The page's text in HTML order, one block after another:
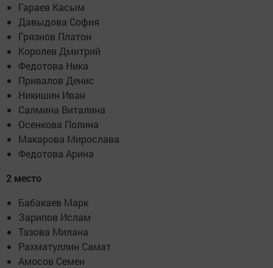
Гараев Касым
Давыдова София
Грязнов Платон
Королев Дмитрий
Федотова Ника
Привалов Денис
Никишин Иван
Салмина Виталина
Осенкова Полина
Макарова Мирослава
Федотова Арина
2 место
Бабакаев Марк
Зарипов Ислам
Тазова Милана
Рахматуллин Самат
Амосов Семен